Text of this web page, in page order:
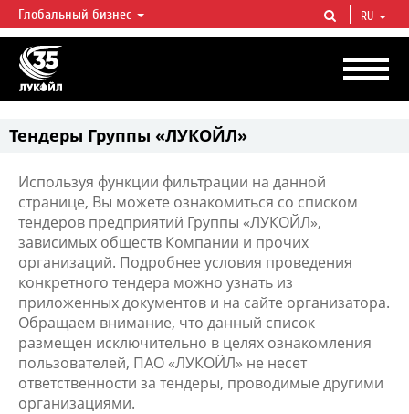
ЛУКОЙЛ СЕГОДНЯ
ЛУКОЙЛ — одна из крупнейших вертикально интегрированных
нефтегазовых компаний в мире, на долю которой приходится более 2%
мировой добычи нефти и около 1% доказанных запасов углеводородов.
Глобальный бизнес RU
Тендеры Группы «ЛУКОЙЛ»
Используя функции фильтрации на данной
странице, Вы можете ознакомиться со списком
тендеров предприятий Группы «ЛУКОЙЛ»,
зависимых обществ Компании и прочих
организаций. Подробнее условия проведения
конкретного тендера можно узнать из
приложенных документов и на сайте организатора.
Обращаем внимание, что данный список
размещен исключительно в целях ознакомления
пользователей, ПАО «ЛУКОЙЛ» не несет
ответственности за тендеры, проводимые другими
организациями.